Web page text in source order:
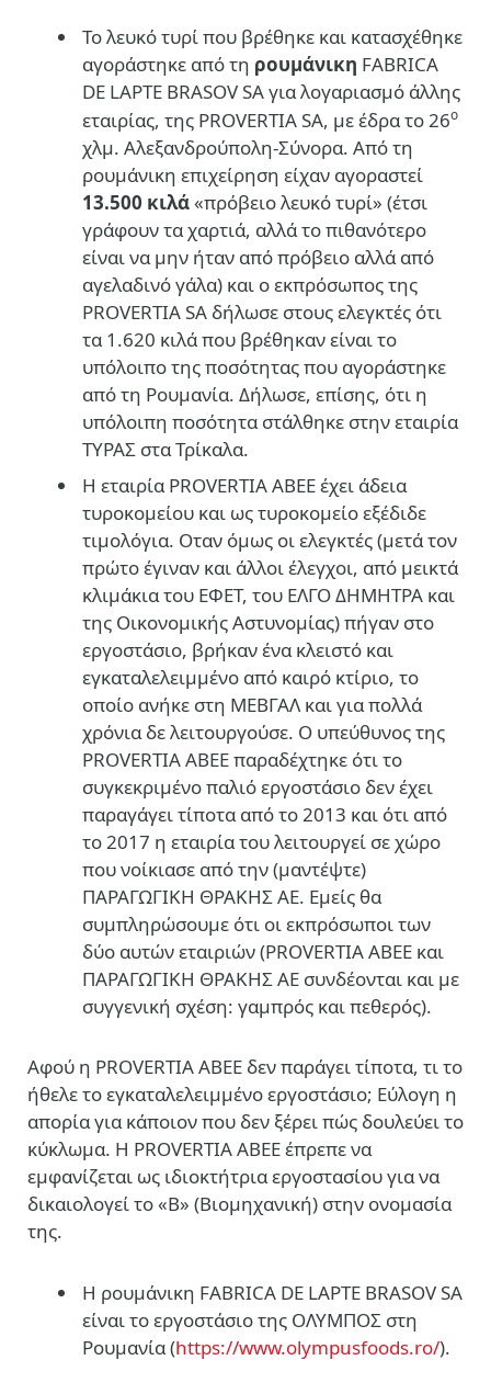
Το λευκό τυρί που βρέθηκε και κατασχέθηκε
αγοράστηκε από τη ρουμάνικη FABRICA
DE LAPTE BRASOV SA για λογαριασμό άλλης
εταιρίας, της PROVERTIA SA, με έδρα το 26ο
χλμ. Αλεξανδρούπολη-Σύνορα. Από τη
ρουμάνικη επιχείρηση είχαν αγοραστεί
13.500 κιλά«πρόβειο λευκό τυρί» (έτσι
γράφουν τα χαρτιά, αλλά το πιθανότερο
είναι να μην ήταν από πρόβειο αλλά από
αγελαδινό γάλα) και ο εκπρόσωπος της
PROVERTIA SA δήλωσε στους ελεγκτές ότι
τα 1.620 κιλά που βρέθηκαν είναι το
υπόλοιπο της ποσότητας που αγοράστηκε
από τη Ρουμανία. Δήλωσε, επίσης, ότι η
υπόλοιπη ποσότητα στάλθηκε στην εταιρία
ΤΥΡΑΣ στα Τρίκαλα.
Η εταιρία PROVERTIA ΑΒΕΕ έχει άδεια
τυροκομείου και ως τυροκομείο εξέδιδε
τιμολόγια. Οταν όμως οι ελεγκτές (μετά τον
πρώτο έγιναν και άλλοι έλεγχοι, από μεικτά
κλιμάκια του ΕΦΕΤ, του ΕΛΓΟ ΔΗΜΗΤΡΑ και
της Οικονομικής Αστυνομίας) πήγαν στο
εργοστάσιο, βρήκαν ένα κλειστό και
εγκαταλελειμμένο από καιρό κτίριο, το
οποίο ανήκε στη ΜΕΒΓΑΛ και για πολλά
χρόνια δε λειτουργούσε. Ο υπεύθυνος της
PROVERTIA ΑΒΕΕ παραδέχτηκε ότι το
συγκεκριμένο παλιό εργοστάσιο δεν έχει
παραγάγει τίποτα από το 2013 και ότι από
το 2017 η εταιρία του λειτουργεί σε χώρο
που νοίκιασε από την (μαντέψτε)
ΠΑΡΑΓΩΓΙΚΗ ΘΡΑΚΗΣ ΑΕ. Εμείς θα
συμπληρώσουμε ότι οι εκπρόσωποι των
δύο αυτών εταιριών (PROVERTIA ΑΒΕΕ και
ΠΑΡΑΓΩΓΙΚΗ ΘΡΑΚΗΣ ΑΕ συνδέονται και με
συγγενική σχέση: γαμπρός και πεθερός).
Αφού η PROVERTIA ΑΒΕΕ δεν παράγει τίποτα, τι το
ήθελε το εγκαταλελειμμένο εργοστάσιο; Εύλογη η
απορία για κάποιον που δεν ξέρει πώς δουλεύει το
κύκλωμα. Η PROVERTIA ΑΒΕΕ έπρεπε να
εμφανίζεται ως ιδιοκτήτρια εργοστασίου για να
δικαιολογεί το «Β» (Βιομηχανική) στην ονομασία
της.
Η ρουμάνικη FABRICA DE LAPTE BRASOV SA
είναι το εργοστάσιο της ΟΛΥΜΠΟΣ στη
Ρουμανία (https://www.olympusfoods.ro/).